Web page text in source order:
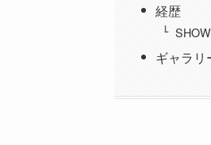
経歴
ギャラリ